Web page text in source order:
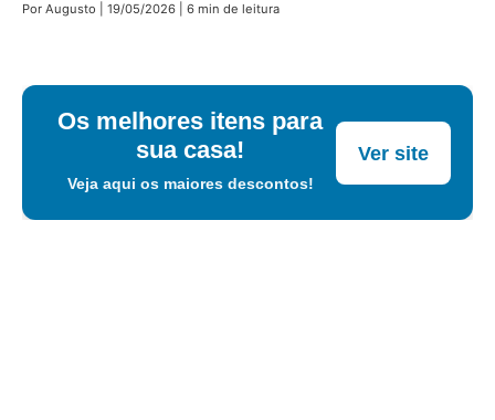
Por Augusto 19/05/2026 6 min de leitura
Os melhores itens para
sua casa!
Veja aqui os maiores descontos!
Ver site